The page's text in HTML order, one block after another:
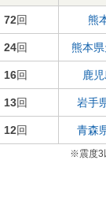
72回 熊
24回 熊本
16回 鹿
13回 岩手
12回 青森
※震度3